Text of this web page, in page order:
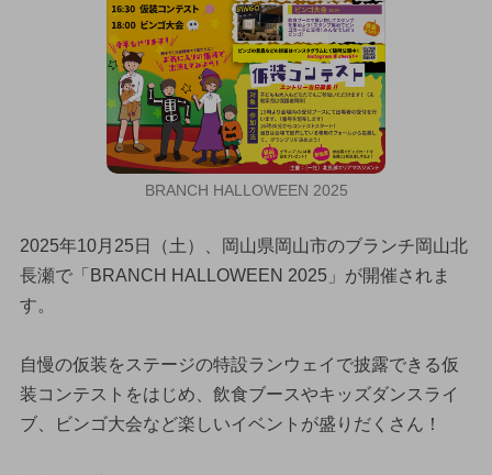
BRANCH HALLOWEEN 2025
2025年10月25日（土）、岡山県岡山市のブランチ岡山北
長瀬で「BRANCH HALLOWEEN 2025」が開催されま
す。
自慢の仮装をステージの特設ランウェイで披露できる仮
装コンテストをはじめ、飲食ブースやキッズダンスライ
ブ、ビンゴ大会など楽しいイベントが盛りだくさん！